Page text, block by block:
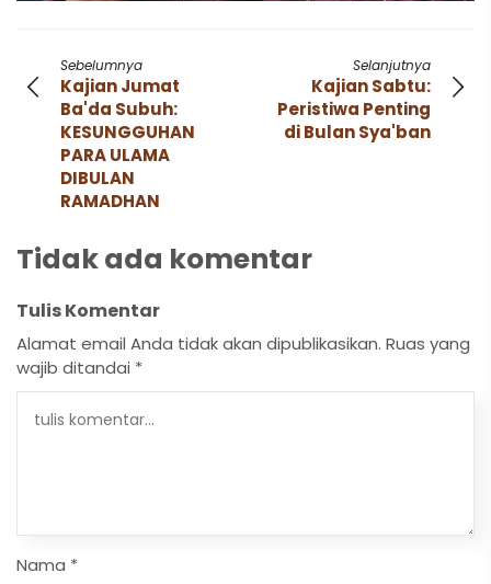
Sebelumnya
Kajian Jumat
Ba'da Subuh:
KESUNGGUHAN
PARA ULAMA
DIBULAN
RAMADHAN
Selanjutnya
Kajian Sabtu:
Peristiwa Penting
di Bulan Sya'ban
Tidak ada komentar
Tulis Komentar
Alamat email Anda tidak akan dipublikasikan. Ruas yang
wajib ditandai *
Nama *